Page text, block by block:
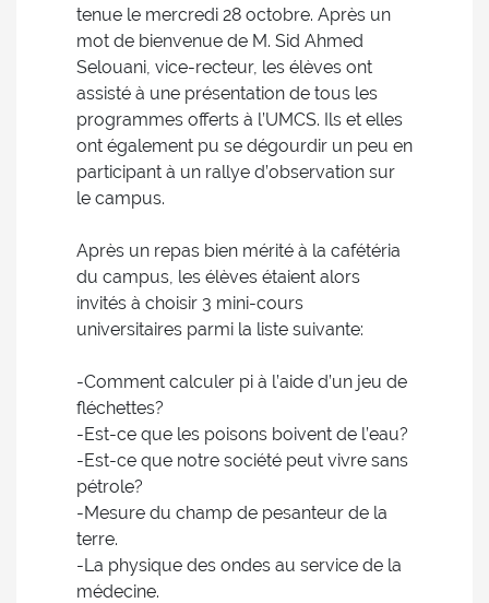
tenue le mercredi 28 octobre. Après un
mot de bienvenue de M. Sid Ahmed
Selouani, vice-recteur, les élèves ont
assisté à une présentation de tous les
programmes offerts à l’UMCS. Ils et elles
ont également pu se dégourdir un peu en
participant à un rallye d’observation sur
le campus.
Après un repas bien mérité à la cafétéria
du campus, les élèves étaient alors
invités à choisir 3 mini-cours
universitaires parmi la liste suivante:
-Comment calculer pi à l’aide d’un jeu de
fléchettes?
-Est-ce que les poisons boivent de l’eau?
-Est-ce que notre société peut vivre sans
pétrole?
-Mesure du champ de pesanteur de la
terre.
-La physique des ondes au service de la
médecine.